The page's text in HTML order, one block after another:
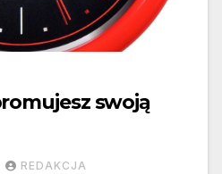
swoją
REDAKCJA